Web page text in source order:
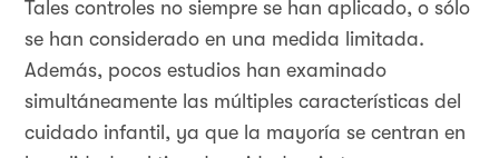
Tales controles no siempre se han aplicado, o sólo
se han considerado en una medida limitada.
Además, pocos estudios han examinado
simultáneamente las múltiples características del
cuidado infantil, ya que la mayoría se centran en